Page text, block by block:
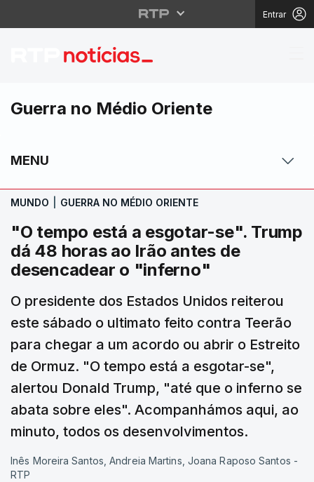
Entrar
"O tempo está a
Guerra no Médio Oriente
MENU
MUNDO GUERRA NO MÉDIO ORIENTE
"O tempo está a esgotar-se". Trump
dá 48 horas ao Irão antes de
desencadear o "inferno"
O presidente dos Estados Unidos reiterou
este sábado o ultimato feito contra Teerão
para chegar a um acordo ou abrir o Estreito
de Ormuz. "O tempo está a esgotar-se",
alertou Donald Trump, "até que o inferno se
abata sobre eles". Acompanhámos aqui, ao
minuto, todos os desenvolvimentos.
Inês Moreira Santos, Andreia Martins, Joana Raposo Santos -
RTP